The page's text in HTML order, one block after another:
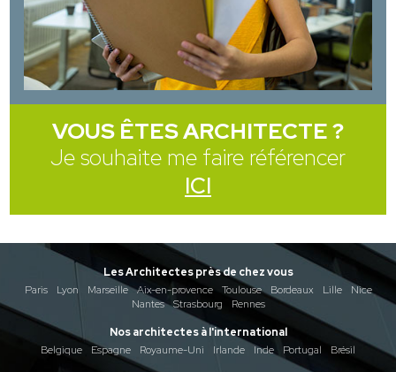
VOUS ÊTES ARCHITECTE ?
Je souhaite me faire référencer
ICI
Les Architectes près de chez vous
Paris
Lyon Marseille Aix-en-provence Toulouse Bordeaux Lille
Nice
Nantes
Strasbourg
Rennes
Nos architectes à l'international
Belgique
Espagne Royaume-Uni Irlande Inde Portugal
Brésil